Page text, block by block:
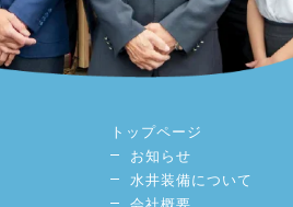
トップページ
お知らせ
水井装備について